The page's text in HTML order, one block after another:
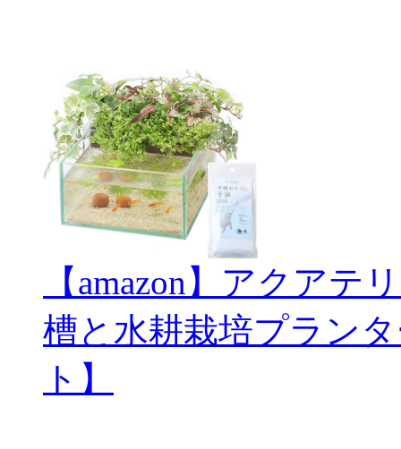
【amazon】アクアテ
槽と水耕栽培プラン
ト】